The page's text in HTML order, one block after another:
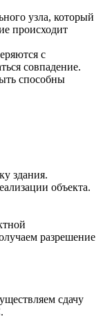
узла, который
происходит
с
совпадение.
способны
здания.
объекта.
разрешение
сдачу